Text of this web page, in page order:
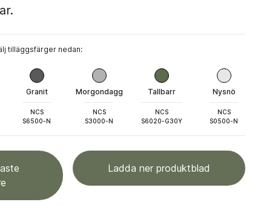
tilläggsfärger nedan:
Granit
NCS
S6500-N
Morgondagg
NCS
S3000-N
Tallbarr
NCS
S6020-G30Y
Nysnö
NCS
S0500-N
Ladda ner produktblad